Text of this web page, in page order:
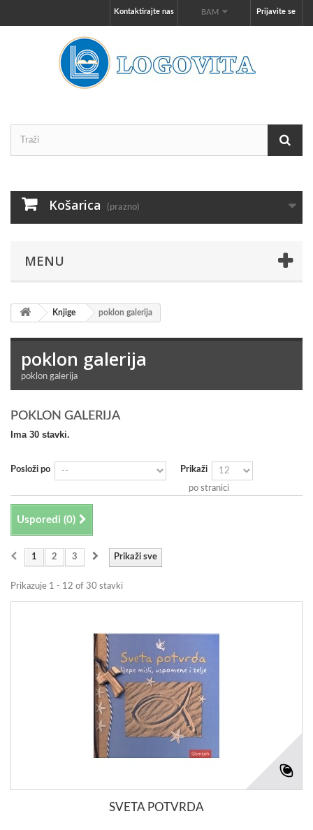
Prijavite se
BAM
Kontaktirajte nas
Košarica (prazno)
MENU
Knjige poklon galerija
poklon galerija
poklon galerija
POKLON GALERIJA
Ima 30 stavki.
Posloži po Prikaži
po stranici
Usporedi (0)
Prikaži sve
1 2 3
Prikazuje 1 - 12 of 30 stavki
SVETA POTVRDA